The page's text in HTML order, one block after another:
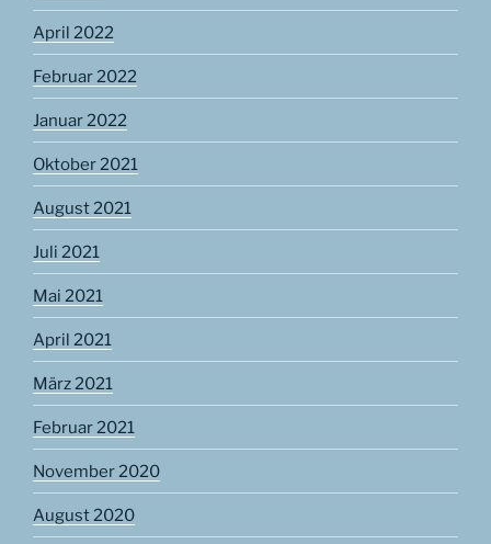
April 2022
Februar 2022
Januar 2022
Oktober 2021
August 2021
Juli 2021
Mai 2021
April 2021
März 2021
Februar 2021
November 2020
August 2020